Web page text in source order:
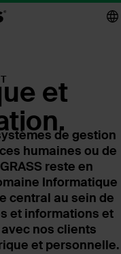
et
de gestion
humaines ou de
reste en
Informatique
central au sein de
et informations et
nos clients
et personnelle.